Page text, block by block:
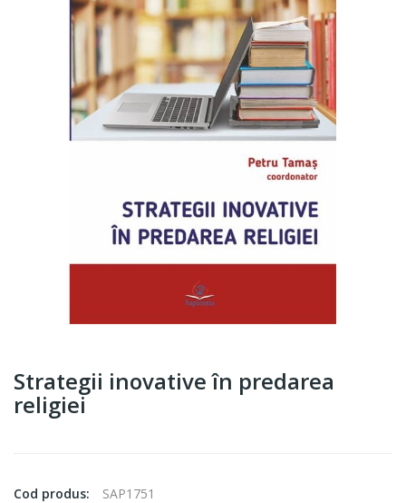
Strategii inovative în predarea
religiei
Cod produs:
SAP1751